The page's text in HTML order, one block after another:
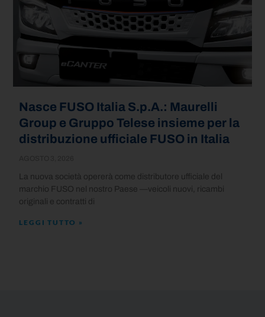
Nasce FUSO Italia S.p.A.: Maurelli
Group e Gruppo Telese insieme per la
distribuzione ufficiale FUSO in Italia
La nuova società opererà come distributore ufficiale del
marchio FUSO nel nostro Paese —veicoli nuovi, ricambi
originali e contratti di
LEGGI TUTTO »